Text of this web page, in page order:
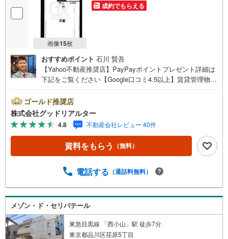
画像15枚
成約でもらえる
おすすめポイント 石川 賢吾
【Yahoo不動産推奨店】PayPayポイントプレゼント詳細は
下記をご覧ください【Google口コミ4.5以上】賃貸管理物件
介です。投資用マンションを購入する際、最大のリスクは
空室リスクです。利回りがいくら高かろうとも、空室が続
いてしまえば、絵に描いた餅になってしまいます。弊社で
ご紹介するマンションは、人気エリアのお薦め物件はもち
ろんのこと、エリアのニーズに合った人気のお部屋等、賃
貸営業経験スタッフの培ってきた知識と経験を基に物件を
ての対策はお任せください。掲載されている物件は、弊社
い合わせください。※記載賃料等の収入や利回りは、将来に
わたり、得られることを保証するものではありません。※賃
料等については、賃貸中のものについては現在の賃料等
で、空室または所有者居住中等のものについては、周辺の
賃料相場に基づき、満室時を想定して表示しています。
ゴールド推奨店
株式会社グッドリアルター
4.8 不動産会社レビュー 40件
資料をもらう （無料）
電話する （通話料無料）
メゾン・ド・セリバテール
東急目黒線 「西小山」駅 徒歩7分
東京都品川区荏原5丁目